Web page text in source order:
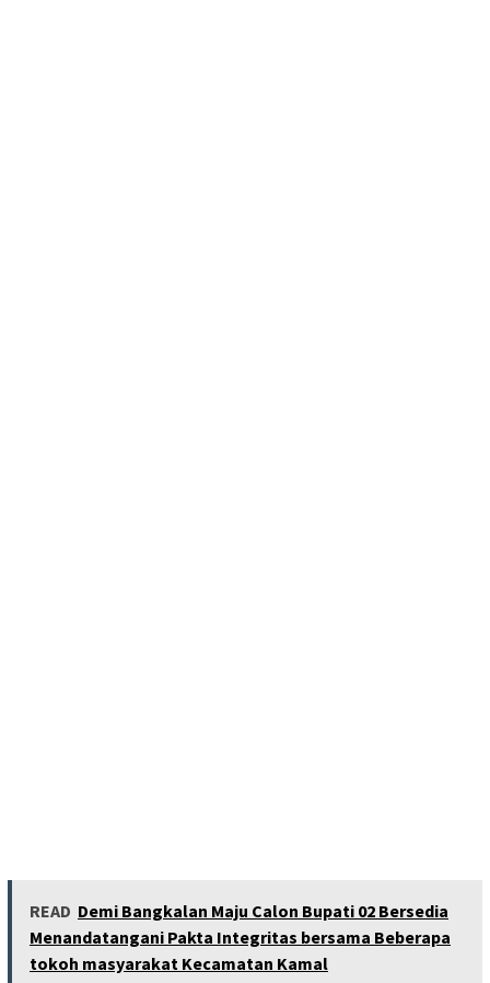
READ Demi Bangkalan Maju Calon Bupati 02 Bersedia
Menandatangani Pakta Integritas bersama Beberapa
tokoh masyarakat Kecamatan Kamal